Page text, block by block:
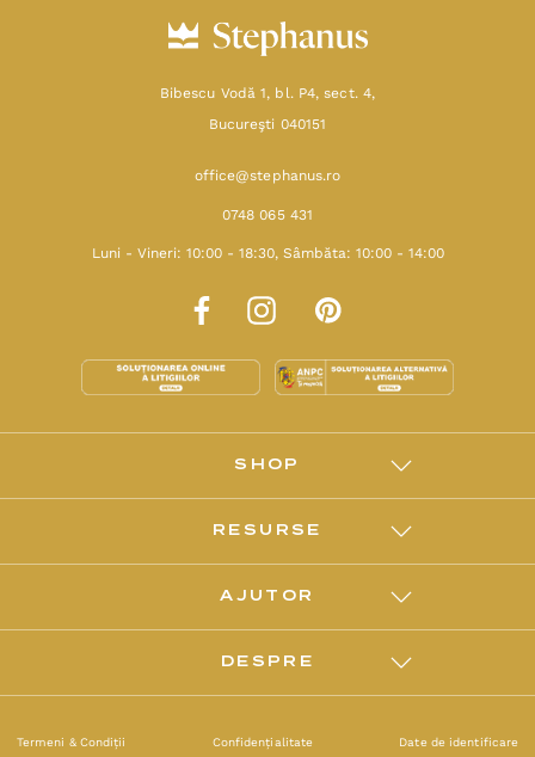
Bibescu Vodă 1, bl. P4, sect. 4,
Bucureşti 040151
office@stephanus.ro
0748 065 431
Luni - Vineri: 10:00 - 18:30, Sâmbăta: 10:00 - 14:00
SHOP
RESURSE
AJUTOR
DESPRE
Termeni & Condiții Confidențialitate Date de identificare